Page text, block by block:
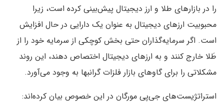
را در بازارهای طلا و ارز دیجیتال پیش‌بینی کرده است، زیرا
محبوبیت ارزهای دیجیتال به عنوان یک دارایی در حال افزایش
است. اگر سرمایه‌گذاران حتی بخش کوچکی از سرمایه خود را از
طَلا خارج کنند و به ارزهای دیجیتال اختصاص دهند، این روند
مشکلاتی را برای گاوهای بازار فلزات گرانبها به وجود می‌آورد.
استراتژیست‌های جی‌پی مورگان در این خصوص بیان کرده‌اند: